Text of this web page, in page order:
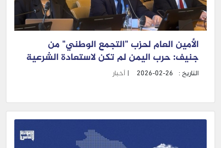
الأمين العام لحزب "التجمع الوطني" من
جنيف: حرب اليمن لم تكن لاستعادة الشرعية
التاريخ : 2026-02-26
| أخبار